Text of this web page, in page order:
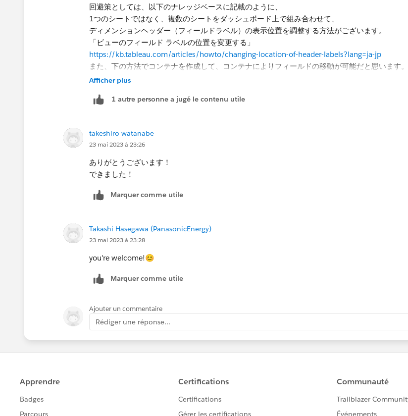
回避策としては、以下のナレッジベースに記載のように、
1つのシートではなく、複数のシートをダッシュボード上で組み合わせて、
ディメンションヘッダー（フィールドラベル）の表示位置を調整する方法がございます。
「ビューのフィールド ラベルの位置を変更する」
https://kb.tableau.com/articles/howto/changing-location-of-header-labels?lang=ja-jp
また、下の方法でコンテナを作成して、コンテナによりフィールドの移動が可能だと思います。
https://kb.tableau.com/articles/issue/square-mark-does-not-uniformly-fill-background-of-cell?
Afficher plus
1 autre personne a jugé le contenu utile
takeshiro watanabe
23 mai 2023 à 23:26
ありがとうございます！
できました！​
Marquer comme utile
Takashi Hasegawa (PanasonicEnergy)
23 mai 2023 à 23:28
you're welcome!😊
Marquer comme utile
Ajouter un commentaire
Rédiger une réponse...